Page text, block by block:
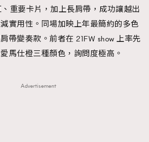
、重要卡片，加上長肩帶，成功讓越出
實用性。同場加映上年最簡約的多色
帶變奏款。前者在 21FW show 上率先
馬仕橙三種顏色，詢問度極高。
Advertisement